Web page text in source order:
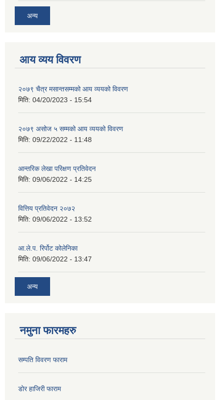
अन्य
आय व्यय विवरण
२०७९ चैत्र मसान्तसम्मको आय व्ययको विवरण
मिति: 04/20/2023 - 15:54
२०७९ असोज ५ सम्मको आय व्ययको विवरण
मिति: 09/22/2022 - 11:48
आन्तरिक लेखा परिक्षण प्रतिवेदन
मिति: 09/06/2022 - 14:25
वित्तिय प्रतिवेदन २०७२
मिति: 09/06/2022 - 13:52
आ.ले.प. रिर्पोट कोलेनिका
मिति: 09/06/2022 - 13:47
अन्य
नमुना फारमहरु
सम्पति विवरण फाराम
डोर हाजिरी फाराम